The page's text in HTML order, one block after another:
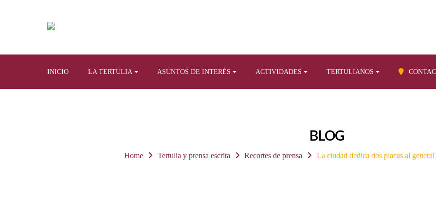
INICIO LA TERTULIA ASUNTOS DE INTERÉS ACTIVIDADES TERTULIANOS
BLOG
Home Tertulia y prensa escrita Recortes de prensa La ciudad dedica dos placas al